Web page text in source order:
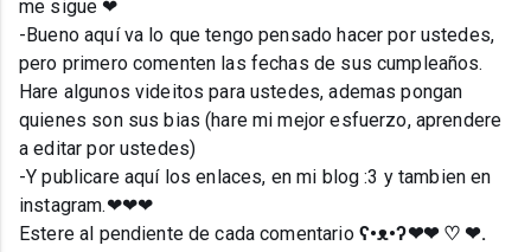
me sigue ❤
-Bueno aquí va lo que tengo pensado hacer por ustedes,
pero primero comenten las fechas de sus cumpleaños.
Hare algunos videitos para ustedes, ademas pongan
quienes son sus bias (hare mi mejor esfuerzo, aprendere
a editar por ustedes)
-Y publicare aquí los enlaces, en mi blog :3 y tambien en
instagram.❤❤❤
Estere al pendiente de cada comentario ʕ•ᴥ•ʔ❤❤ ♡ ❤.